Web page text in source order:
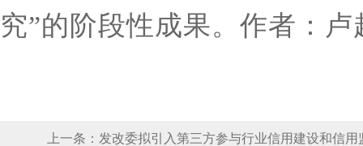
究”的阶段性成果。作者：
上一条： 发改委拟引入第三方参与行业信用建设和信用